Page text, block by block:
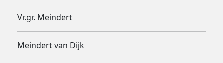
Vr.gr. Meindert
Meindert van Dijk